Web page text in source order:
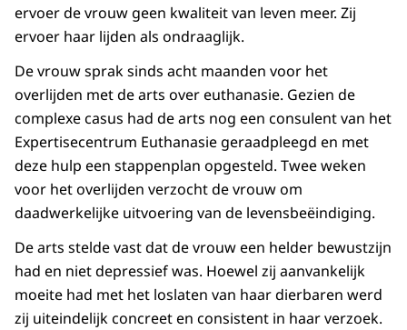
ervoer de vrouw geen kwaliteit van leven meer. Zij
ervoer haar lijden als ondraaglijk.
De vrouw sprak sinds acht maanden voor het
overlijden met de arts over euthanasie. Gezien de
complexe casus had de arts nog een consulent van het
Expertisecentrum Euthanasie geraadpleegd en met
deze hulp een stappenplan opgesteld. Twee weken
voor het overlijden verzocht de vrouw om
daadwerkelijke uitvoering van de levensbeëindiging.
De arts stelde vast dat de vrouw een helder bewustzijn
had en niet depressief was. Hoewel zij aanvankelijk
moeite had met het loslaten van haar dierbaren werd
zij uiteindelijk concreet en consistent in haar verzoek.